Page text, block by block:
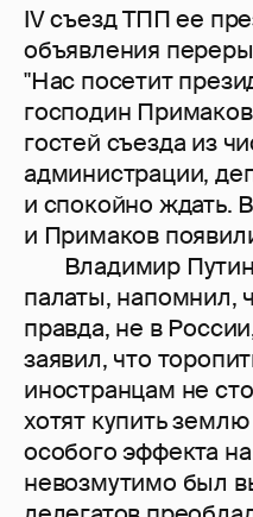
IV съезд ТПП ее
объявления
"Нас посетит
господин
гостей съезда из
администрации,
и спокойно ждать.
и Примаков
Владимир Путин
палаты, напомнил,
правда, не в
заявил, что
иностранцам не
хотят купить
особого эффекта
невозмутимо был